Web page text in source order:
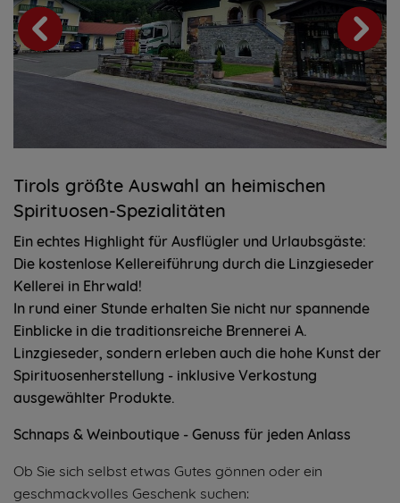
Tirols größte Auswahl an heimischen
Spirituosen-Spezialitäten
Ein echtes Highlight für Ausflügler und Urlaubsgäste:
Die kostenlose Kellereiführung durch die Linzgieseder
Kellerei in Ehrwald!
In rund einer Stunde erhalten Sie nicht nur spannende
Einblicke in die traditionsreiche Brennerei A.
Linzgieseder, sondern erleben auch die hohe Kunst der
Spirituosenherstellung - inklusive Verkostung
ausgewählter Produkte.
Schnaps & Weinboutique - Genuss für jeden Anlass
Ob Sie sich selbst etwas Gutes gönnen oder ein
geschmackvolles Geschenk suchen: